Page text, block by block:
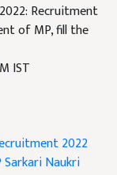
Recruitment
of MP, fill the
IST
2022
Sarkari Naukri